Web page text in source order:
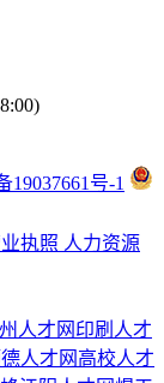
19037661号-1
执照 人力资源
人才网 印刷人才
人才网 高校人才